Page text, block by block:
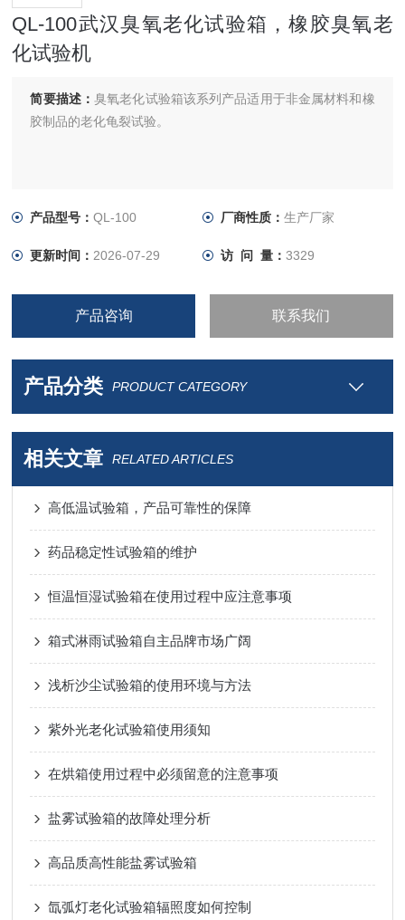
QL-100武汉臭氧老化试验箱，橡胶臭氧老
化试验机
简要描述：臭氧老化试验箱该系列产品适用于非金属材料和橡
胶制品的老化龟裂试验。
产品型号：QL-100 厂商性质： 生产厂家
更新时间： 2026-07-29 访 问 量： 3329
产品咨询 联系我们
产品分类 PRODUCT CATEGORY
相关文章 RELATED ARTICLES
高低温试验箱，产品可靠性的保障
药品稳定性试验箱的维护
恒温恒湿试验箱在使用过程中应注意事项
箱式淋雨试验箱自主品牌市场广阔
浅析沙尘试验箱的使用环境与方法
紫外光老化试验箱使用须知
在烘箱使用过程中必须留意的注意事项
盐雾试验箱的故障处理分析
高品质高性能盐雾试验箱
氙弧灯老化试验箱辐照度如何控制